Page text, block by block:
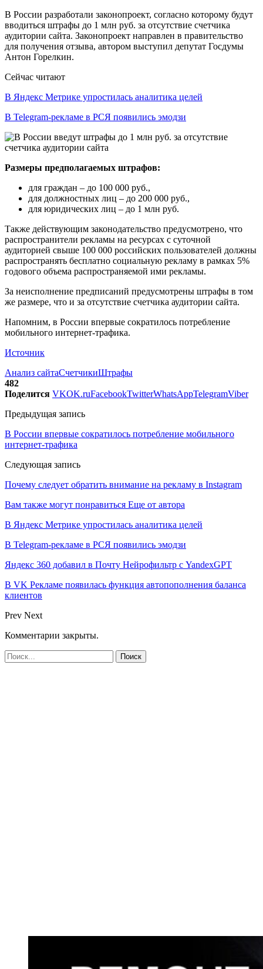
В России разработали законопроект, согласно которому будут
вводиться штрафы до 1 млн руб. за отсутствие счетчика
аудитории сайта. Законопроект направлен в правительство
для получения отзыва, автором выступил депутат Госдумы
Антон Горелкин.
Сейчас читают
В Яндекс Метрике упростилась аналитика целей
В Telegram-рекламе в РСЯ появились эмодзи
Размеры предполагаемых штрафов:
для граждан – до 100 000 руб.,
для должностных лиц – до 200 000 руб.,
для юридических лиц – до 1 млн руб.
Также действующим законодательство предусмотрено, что
распространители рекламы на ресурсах с суточной
аудиторией свыше 100 000 российских пользователей должны
распространять бесплатно социальную рекламу в рамках 5%
годового объема распространяемой ими рекламы.
За неисполнение предписаний предусмотрены штрафы в том
же размере, что и за отсутствие счетчика аудитории сайта.
Напомним, в России впервые сократилось потребление
мобильного интернет-трафика.
Источник
Анализ сайтаСчетчикиШтрафы
482
Поделится VKOK.ruFacebookTwitterWhatsAppTelegramViber
Предыдущая запись
В России впервые сократилось потребление мобильного
интернет-трафика
Следующая запись
Почему следует обратить внимание на рекламу в Instagram
Вам также могут понравиться Еще от автора
В Яндекс Метрике упростилась аналитика целей
В Telegram-рекламе в РСЯ появились эмодзи
Яндекс 360 добавил в Почту Нейрофильтр с YandexGPT
В VK Рекламе появилась функция автопополнения баланса
клиентов
Prev Next
Комментарии закрыты.